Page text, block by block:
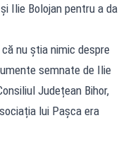
Ilie Bolojan pentru a da
nu știa nimic despre
semnate de Ilie
Județean Bihor,
lui Pașca era